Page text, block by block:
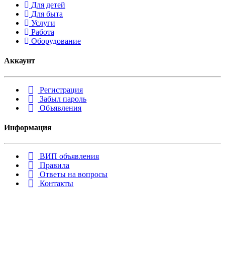
Для детей
Для быта
Услуги
Работа
Оборудование
Аккаунт
Регистрация
Забыл пароль
Объявления
Информация
ВИП объявления
Правила
Ответы на вопросы
Контакты